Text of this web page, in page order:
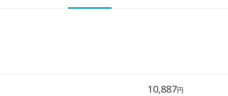
10,887円